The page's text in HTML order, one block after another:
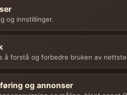
og innstillinger.
å forstå og forbedre bruken av
og annonser